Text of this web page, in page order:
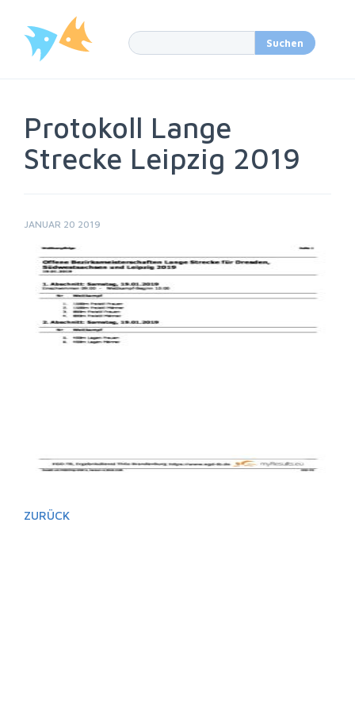
Protokoll Lange
Strecke Leipzig 2019
JANUAR 20 2019
ZURÜCK